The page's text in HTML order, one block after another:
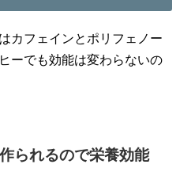
カフェインとポリフェノー
ーでも効能は変わらないの
られるので栄養効能